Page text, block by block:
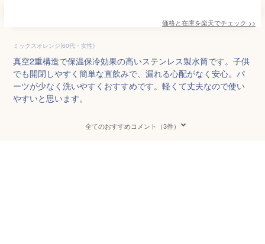
価格と在庫を楽天でチェック >>
ミックスオレンジ(60代・女性)
真空2重構造で保温保冷効果の高いステンレス製水筒です。子供
でも開閉しやすく簡単な直飲みで、漏れる心配がなく安心。パ
ーツが少なく洗いやすくおすすめです。軽くて丈夫なので使い
やすいと思います。
全てのおすすめコメント（3件）